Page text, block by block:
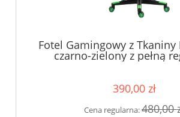
Fotel Gamingowy z Tkaniny
czarno-zielony z pełną
390,00 zł
Cena regularna:480,00